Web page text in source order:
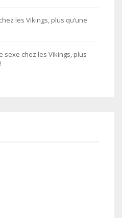
les Vikings, plus qu’une
sexe chez les Vikings, plus